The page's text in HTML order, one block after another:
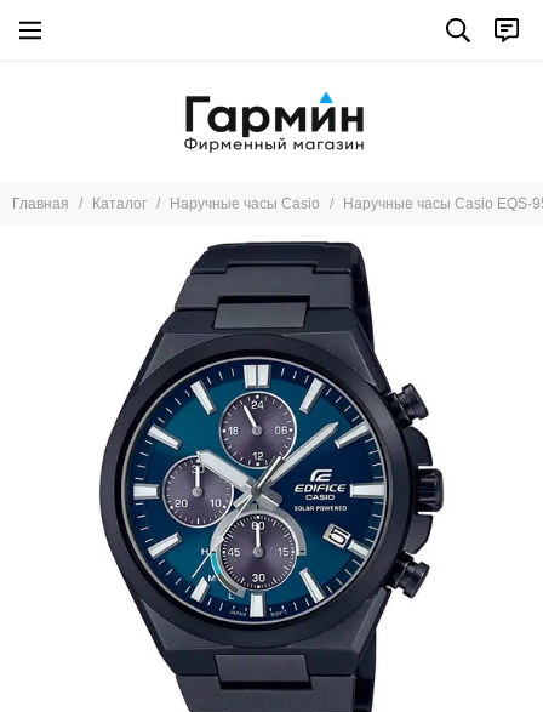
Главная Каталог Наручные часы Casio Наручные часы Casio EQS-